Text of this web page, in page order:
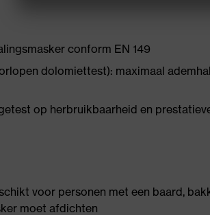
conform EN 149
dolomiettest): maximaal
op herbruikbaarheid en
voor personen met een baard,
moet afdichten